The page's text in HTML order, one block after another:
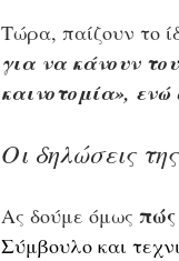
Τώρα, παίζουν το
για να κάνουν
καινοτομία»,
Οι δηλώσεις
Ας δούμε όμως
Σύμβουλο και